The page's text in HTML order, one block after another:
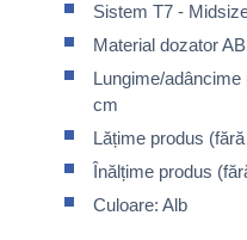
Sistem T7 -
Material dozator
Lungime/
cm
Lățime produs
Înălțime produs
Culoare: Alb